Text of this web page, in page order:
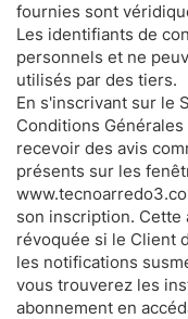
fournies sont
Les identifiants de
personnels et ne
utilisés par des tiers.
En s'inscrivant sur le
Conditions
recevoir des avis
présents sur les
son inscription. Cette
révoquée si le Client
les notifications
vous trouverez les
abonnement en